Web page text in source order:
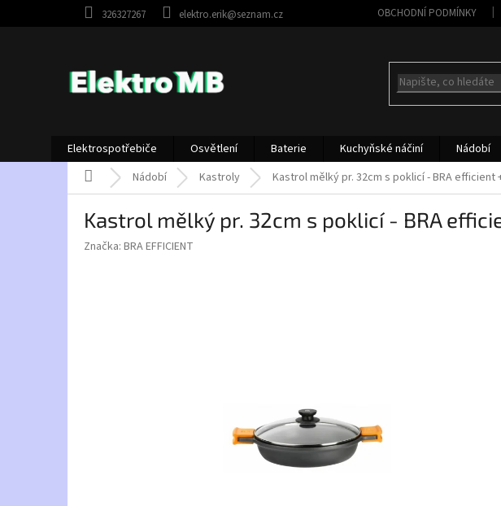
326327267 elektro.erik@seznam.cz OBCHODNÍ PODMÍNKY
Elektrospotřebiče Osvětlení Baterie Kuchyňské náčiní Nádobí
Domů
Nádobí Kastroly Kastrol mělký pr. 32cm s poklicí - BRA efficient
Kastrol mělký pr. 32cm s poklicí - BRA
Značka: BRA EFFICIENT